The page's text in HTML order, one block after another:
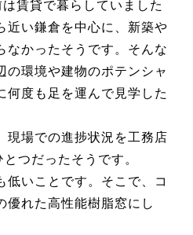
賃貸で暮らしていました
近い鎌倉を中心に、新築や
なかったそうです。そんな
の環境や建物のポテンシャ
何度も足を運んで見学した
現場での進捗状況を工務店
つだったそうです。
いことです。そこで、コ
優れた高性能樹脂窓にし